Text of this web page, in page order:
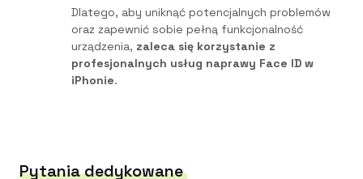
Dlatego, aby uniknąć potencjalnych problemów
oraz zapewnić sobie pełną funkcjonalność
urządzenia, zaleca się korzystanie z
profesjonalnych usług naprawy Face ID w
iPhonie.
Pytania dedykowane